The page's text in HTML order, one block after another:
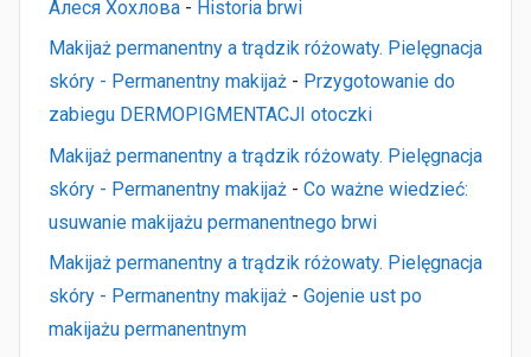
Алеся Хохлова - Historia brwi
Makijaż permanentny a trądzik różowaty. Pielęgnacja
skóry - Permanentny makijaż - Przygotowanie do
zabiegu DERMOPIGMENTACJI otoczki
Makijaż permanentny a trądzik różowaty. Pielęgnacja
skóry - Permanentny makijaż - Co ważne wiedzieć:
usuwanie makijażu permanentnego brwi
Makijaż permanentny a trądzik różowaty. Pielęgnacja
skóry - Permanentny makijaż - Gojenie ust po
makijażu permanentnym